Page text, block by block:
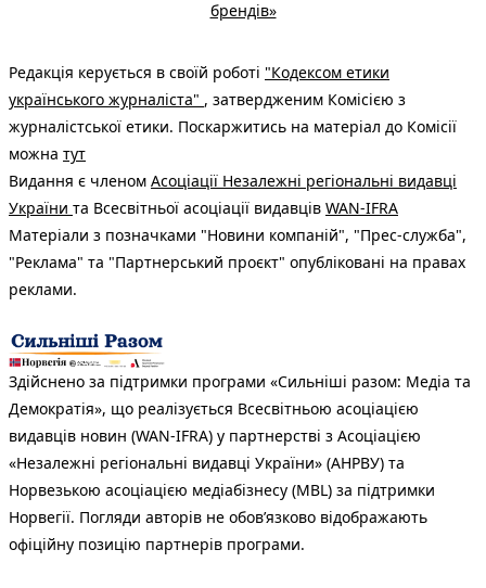
брендів»
Редакція керується в своїй роботі "Кодексом етики
українського журналіста" , затвердженим Комісією з
журналістської етики. Поскаржитись на матеріал до Комісії
можна тут
Видання є членом Асоціації Незалежні регіональні видавці
України та Всесвітньої асоціації видавців WAN-IFRA
Матеріали з позначками "Новини компаній", "Прес-служба",
"Реклама" та "Партнерський проєкт" опубліковані на правах
реклами.
Здійснено за підтримки програми «Сильніші разом: Медіа та
Демократія», що реалізується Всесвітньою асоціацією
видавців новин (WAN-IFRA) у партнерстві з Асоціацією
«Незалежні регіональні видавці України» (АНРВУ) та
Норвезькою асоціацією медіабізнесу (MBL) за підтримки
Норвегії. Погляди авторів не обов’язково відображають
офіційну позицію партнерів програми.